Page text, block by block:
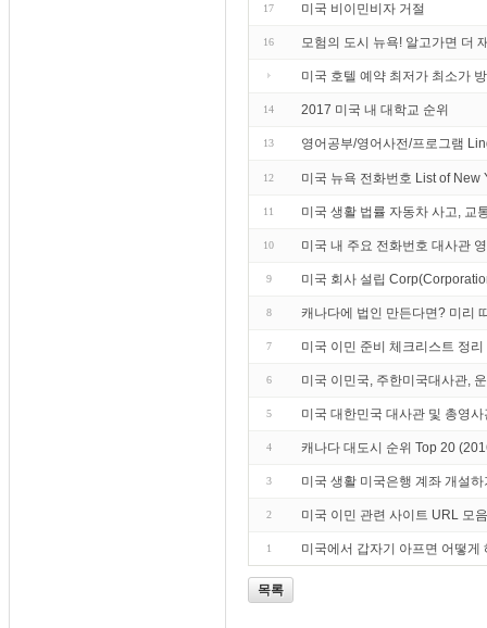
17 미국 비이민비자 거절
16 모험의 도시 뉴욕! 알고가면 더
미국 호텔 예약 최저가 최소가
14 2017 미국 내 대학교 순위
13 영어공부/영어사전/프로그램
12 미국 뉴욕 전화번호 List of
11 미국 생활 법률 자동차 사고, 교
10 미국 내 주요 전화번호 대사관
9 미국 회사 설립
8 캐나다에 법인 만든다면? 미리
7 미국 이민 준비 체크리스트 정리
6 미국 이민국, 주한미국대사관,
5 미국 대한민국 대사관 및 총영
4 캐나다 대도시 순위 Top 20
3 미국 생활 미국은행 계좌 개설하
2 미국 이민 관련 사이트 URL 모
1 미국에서 갑자기 아프면 어떻게
목록